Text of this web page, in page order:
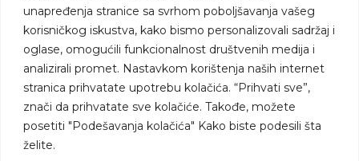
unapređenja stranice sa svrhom poboljšavanja vašeg
korisničkog iskustva, kako bismo personalizovali sadržaj i
oglase, omogućili funkcionalnost društvenih medija i
analizirali promet. Nastavkom korištenja naših internet
stranica prihvatate upotrebu kolačića. “Prihvati sve”,
znači da prihvatate sve kolačiće. Takođe, možete
posetiti "Podešavanja kolačića" Kako biste podesili šta
želite.
Marketing usluge
Tražimo saradnike
Kontakt